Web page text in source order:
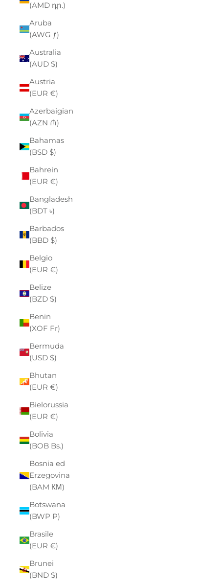
(AMD դր.)
Aruba
(AWG ƒ)
Australia
(AUD $)
Austria
(EUR €)
Azerbaigian
(AZN ₼)
Bahamas
(BSD $)
Bahrein
(EUR €)
Bangladesh
(BDT ৳)
Barbados
(BBD $)
Belgio
(EUR €)
Belize
(BZD $)
Benin
(XOF Fr)
Bermuda
(USD $)
Bhutan
(EUR €)
Bielorussia
(EUR €)
Bolivia
(BOB Bs.)
Bosnia ed
Erzegovina
(BAM КМ)
Botswana
(BWP P)
Brasile
(EUR €)
Brunei
(BND $)